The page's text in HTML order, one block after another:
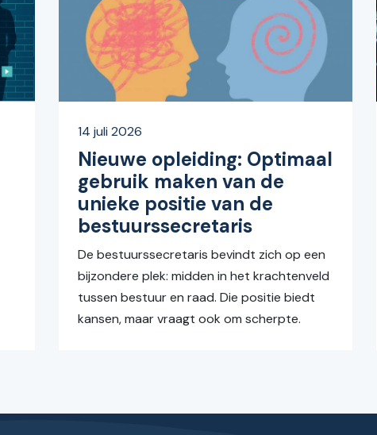
Nieuwe opleiding: Optimaal
gebruik maken van de
unieke positie van de
bestuurssecretaris
14 juli 2026
De bestuurssecretaris bevindt zich op een
bijzondere plek: midden in het krachtenveld
tussen bestuur en raad. Die positie biedt
kansen, maar vraagt ook om scherpte.